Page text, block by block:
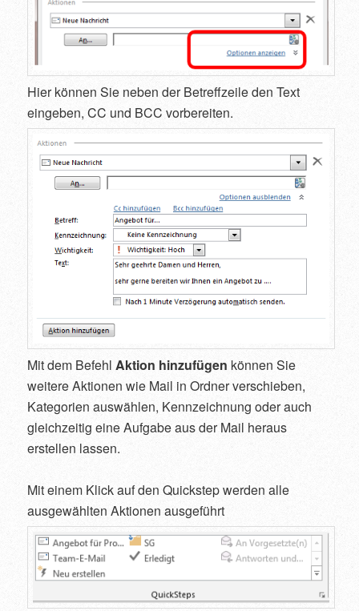
Hier können Sie neben der Betreffzeile den Text
eingeben, CC und BCC vorbereiten.
Mit dem BefehlAktion hinzufügen können Sie
weitere Aktionen wie Mail in Ordner verschieben,
Kategorien auswählen, Kennzeichnung oder auch
gleichzeitig eine Aufgabe aus der Mail heraus
erstellen lassen.
Mit einem Klick auf den Quickstep werden alle
ausgewählten Aktionen ausgeführt